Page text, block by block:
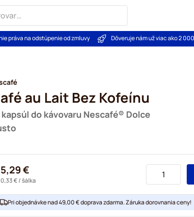
práva na odstúpenie od zmluvy Dôveruje nám už viac ako 2
au Lait Bez Kofeínu
kapsúl do kávovaru Nescafé® Dolce
5,29 €
0,33 €/ šálka
Pri objednávke nad 49,00 € doprava zdarma. Záruka dorovnania ceny!